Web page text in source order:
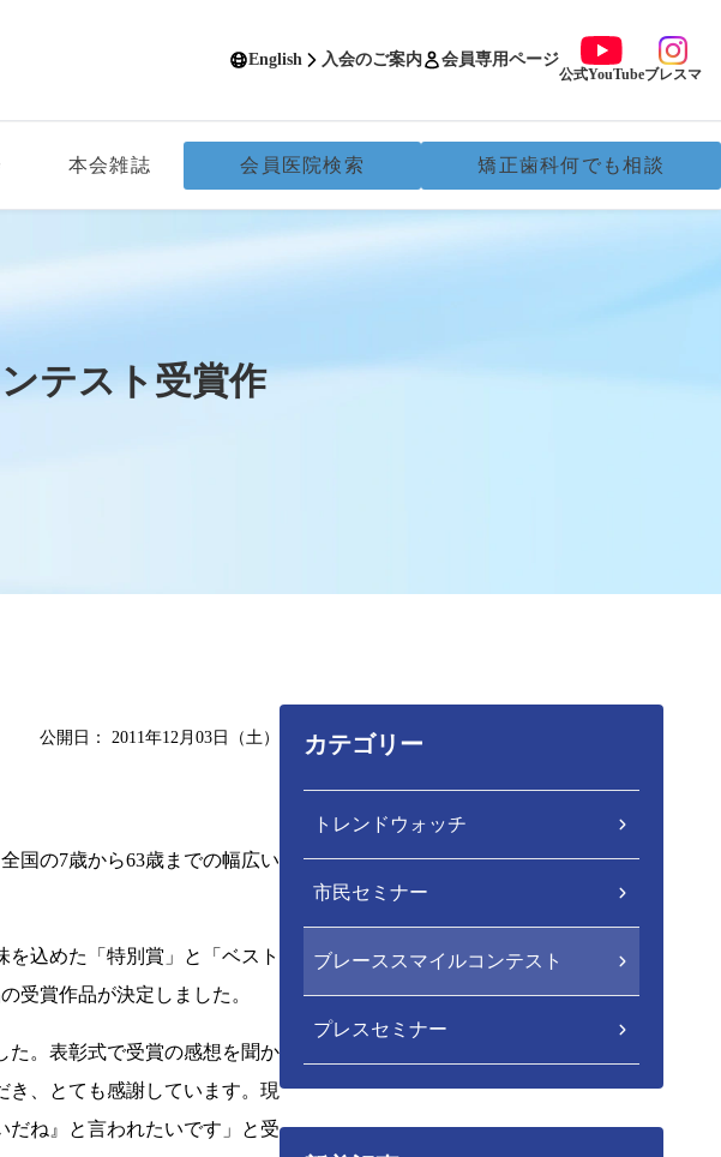
English 入会のご案内 会員専用ページ
公式YouTubeブレスマ
本会雑誌 会員医院検索 矯正歯科何でも相談
テスト受賞作
公開日： 2011年12月03日（土）
国の7歳から63歳までの幅広い
込めた「特別賞」と「ベスト
受賞作品が決定しました。
。表彰式で受賞の感想を聞か
、とても感謝しています。現
だね』と言われたいです」と受
カテゴリー
トレンドウォッチ
市民セミナー
ブレーススマイルコンテスト
プレスセミナー